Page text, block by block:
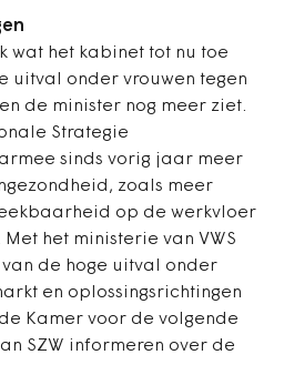
wat het kabinet tot nu toe
uitval onder vrouwen tegen
de minister nog meer ziet.
Strategie
sinds vorig jaar meer
zoals meer
op de werkvloer
het ministerie van VWS
de hoge uitval onder
en oplossingsrichtingen
Kamer voor de volgende
SZW informeren over de